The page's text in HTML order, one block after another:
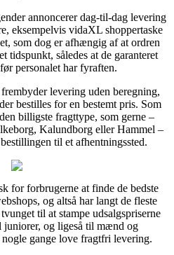
annoncerer dag-til-dag levering
eksempelvis vidaXL shoppertaske
som dog er afhængig af at ordren
tidspunkt, således at de garanteret
personalet har fyraften.
levering uden beregning,
bestilles for en bestemt pris. Som
billigste fragttype, som gerne –
Kalundborg eller Hammel –
til et afhentningssted.
for forbrugerne at finde de bedste
og altså har langt de fleste
til at stampe udsalgspriserne
juniorer, og ligeså til mænd og
gange love fragtfri levering.